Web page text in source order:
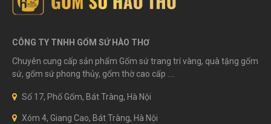
CÔNG TY TNHH GỐM SỨ HÀO THƠ
Chuyên cung cấp sản phẩm Gốm sứ trang trí vàng, quà tặng gốm
sứ, gốm sứ phong thủy, gốm thờ cao cấp ....
Số 17, Phố Gốm, Bát Tràng, Hà Nội
Xóm 4, Giang Cao, Bát Tràng, Hà Nội